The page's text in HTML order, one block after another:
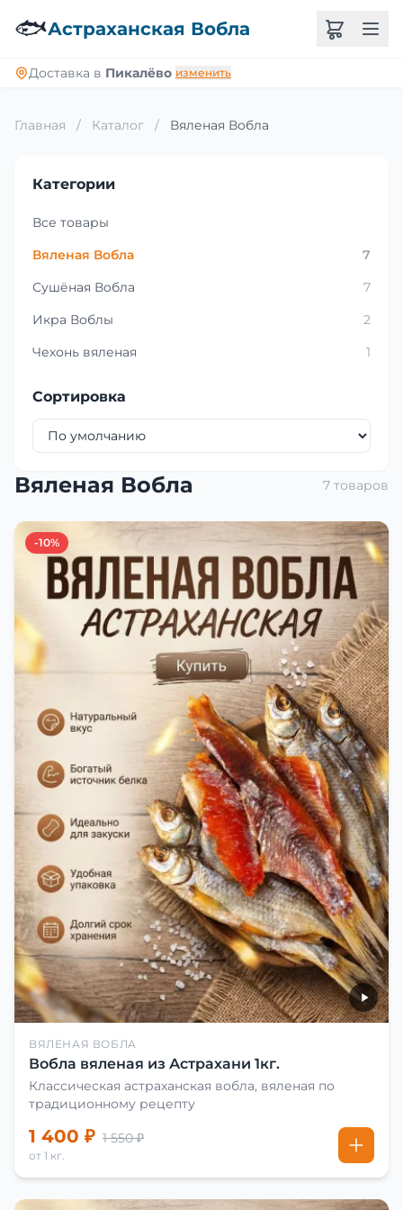
🐟Астраханская Вобла
Доставка в Пикалёво изменить
Главная / Каталог / Вяленая Вобла
Категории
Все товары
Вяленая Вобла
7
Сушёная Вобла
7
Икра Воблы
2
Чехонь вяленая
1
Сортировка
Вяленая Вобла 7 товаров
-10%
ВЯЛЕНАЯ ВОБЛА
Вобла вяленая из Астрахани 1кг.
Классическая астраханская вобла, вяленая по
традиционному рецепту
1 400 ₽ 1 550 ₽
от 1 кг.